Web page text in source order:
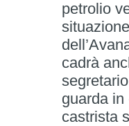
petrolio
cadrà
guarda
castrista